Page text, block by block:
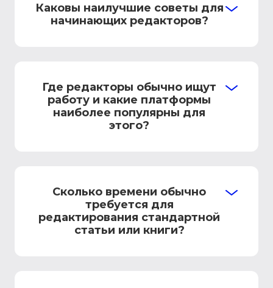
Каковы наилучшие советы для
начинающих редакторов?
Где редакторы обычно ищут
работу и какие платформы
наиболее популярны для
этого?
Сколько времени обычно
требуется для
редактирования стандартной
статьи или книги?